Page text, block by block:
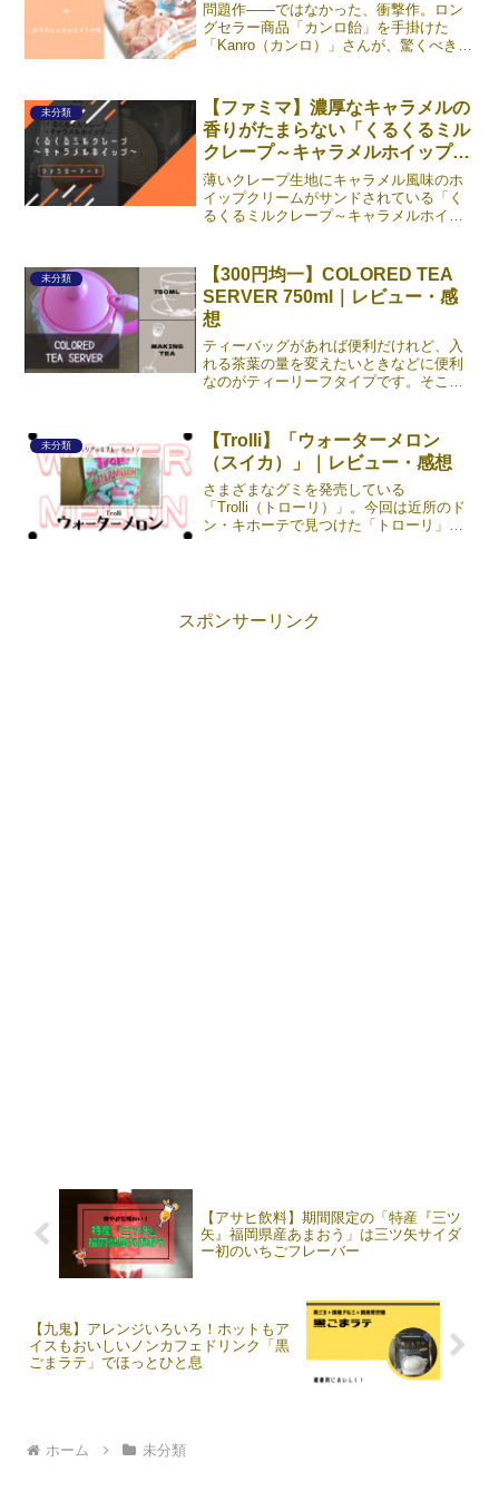
問題作――ではなかった、衝撃作。ロン
グセラー商品「カンロ飴」を手掛けた
「Kanro（カンロ）」さんが、驚くべき新
間用猫カリカリ」。パッケージには「ニ
ャンだかキニナ《続きを読む》
未分類
【ファミマ】濃厚なキャラメルの
香りがたまらない「くるくるミル
クレープ～キャラメルホイップ
～」
薄いクレープ生地にキャラメル風味のホ
イップクリームがサンドされている「く
るくるミルクレープ～キャラメルホイッ
トにぴったりです。香ばしいキャラメル
の味わいがクセになります《続きを読
む》
未分類
【300円均一】COLORED TEA
SERVER 750ml｜レビュー・感
想
ティーバッグがあれば便利だけれど、入
れる茶葉の量を変えたいときなどに便利
なのがティーリーフタイプです。そこで
だしパックに入れて代用していたんです
が、さすがにそろそろちゃ《続きを読
む》
未分類
【Trolli】「ウォーターメロン
（スイカ）」｜レビュー・感想
さまざまなグミを発売している
「Trolli（トローリ）」。今回は近所のド
ン・キホーテで見つけた「トローリ」が
む》
スポンサーリンク
【アサヒ飲料】期間限定の「特産『三ツ
矢』福岡県産あまおう」は三ツ矢サイダ
ー初のいちごフレーバー
【九鬼】アレンジいろいろ！ホットもア
イスもおいしいノンカフェドリンク「黒
ごまラテ」でほっとひと息
ホーム 未分類